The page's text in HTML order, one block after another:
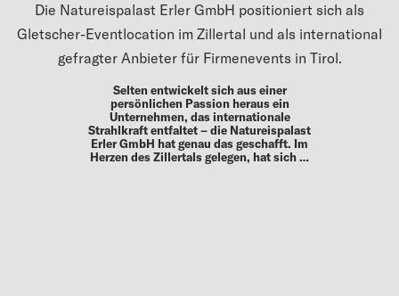
Die Natureispalast Erler GmbH positioniert sich als
Gletscher-Eventlocation im Zillertal und als international
gefragter Anbieter für Firmenevents in Tirol.
Selten entwickelt sich aus einer
persönlichen Passion heraus ein
Unternehmen, das internationale
Strahlkraft entfaltet – die Natureispalast
Erler GmbH hat genau das geschafft. Im
Herzen des Zillertals gelegen, hat sich …